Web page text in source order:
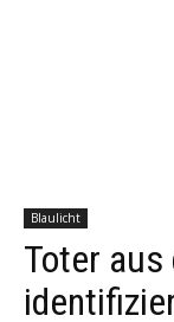
Blaulicht
Toter aus